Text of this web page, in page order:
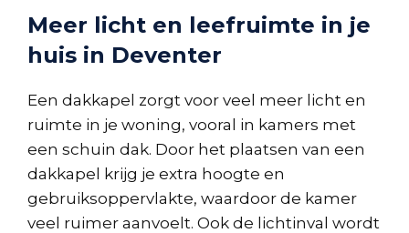
Meer licht en leefruimte in je
huis in Deventer
Een dakkapel zorgt voor veel meer licht en
ruimte in je woning, vooral in kamers met
een schuin dak. Door het plaatsen van een
dakkapel krijg je extra hoogte en
gebruiksoppervlakte, waardoor de kamer
veel ruimer aanvoelt. Ook de lichtinval wordt